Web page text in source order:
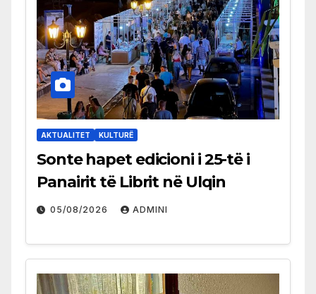
AKTUALITET KULTURË
Sonte hapet edicioni i 25-të i
Panairit të Librit në Ulqin
05/08/2026 ADMINI